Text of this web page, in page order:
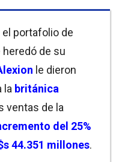
el portafolio de
heredó de su
le dieron
la británica
ventas de la
del 25%
44.351 millones.